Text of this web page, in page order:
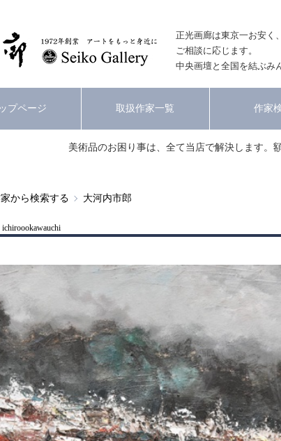
正光画廊は東京一お安く
ご相談に応じます。
中央画壇と全国を結ぶみ
プページ 取扱作家一覧 作家
美術品のお困り事は、全て当店で解決します。
から検索する 大河内市郎
ichiroookawauchi